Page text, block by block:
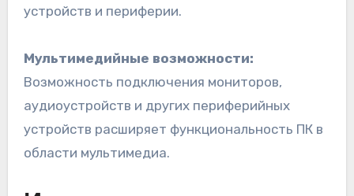
устройств и периферии.
Мультимедийные возможности:
Возможность подключения мониторов,
аудиоустройств и других периферийных
устройств расширяет функциональность ПК в
области мультимедиа.